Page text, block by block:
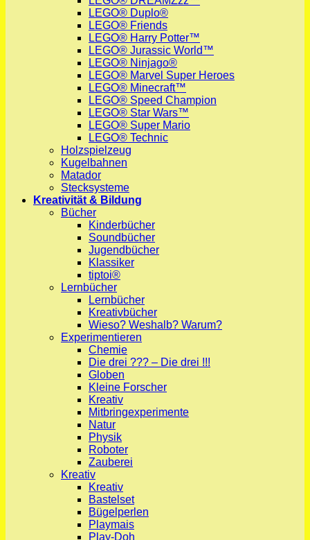
LEGO® Duplo®
LEGO® Friends
LEGO® Harry Potter™
LEGO® Jurassic World™
LEGO® Ninjago®
LEGO® Marvel Super Heroes
LEGO® Minecraft™
LEGO® Speed Champion
LEGO® Star Wars™
LEGO® Super Mario
LEGO® Technic
Holzspielzeug
Kugelbahnen
Matador
Stecksysteme
Kreativität & Bildung
Bücher
Kinderbücher
Soundbücher
Jugendbücher
Klassiker
tiptoi®
Lernbücher
Lernbücher
Kreativbücher
Wieso? Weshalb? Warum?
Experimentieren
Chemie
Die drei ??? – Die drei !!!
Globen
Kleine Forscher
Kreativ
Mitbringexperimente
Natur
Physik
Roboter
Zauberei
Kreativ
Kreativ
Bastelset
Bügelperlen
Playmais
Play-Doh